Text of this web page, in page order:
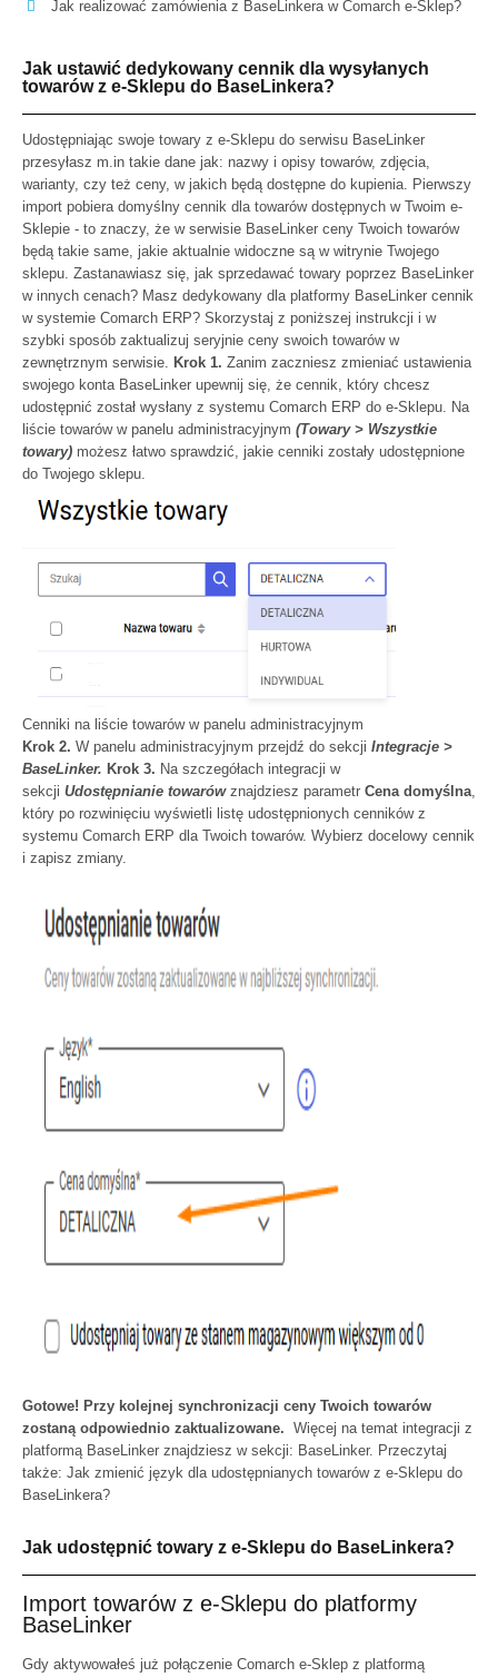
Jak realizować zamówienia z BaseLinkera w Comarch e-Sklep?
Jak ustawić dedykowany cennik dla wysyłanych
towarów z e-Sklepu do BaseLinkera?
Udostępniając swoje towary z e-Sklepu do serwisu BaseLinker
przesyłasz m.in takie dane jak: nazwy i opisy towarów, zdjęcia,
warianty, czy też ceny, w jakich będą dostępne do kupienia. Pierwszy
import pobiera domyślny cennik dla towarów dostępnych w Twoim e-
Sklepie - to znaczy, że w serwisie BaseLinker ceny Twoich towarów
będą takie same, jakie aktualnie widoczne są w witrynie Twojego
sklepu. Zastanawiasz się, jak sprzedawać towary poprzez BaseLinker
w innych cenach? Masz dedykowany dla platformy BaseLinker cennik
w systemie Comarch ERP? Skorzystaj z poniższej instrukcji i w
szybki sposób zaktualizuj seryjnie ceny swoich towarów w
zewnętrznym serwisie.
Krok 1. Zanim zaczniesz zmieniać ustawienia
swojego konta BaseLinker upewnij się, że cennik, który chcesz
udostępnić został wysłany z systemu Comarch ERP do e-Sklepu. Na
liście towarów w panelu administracyjnym (Towary > Wszystkie
towary) możesz łatwo sprawdzić, jakie cenniki zostały udostępnione
do Twojego sklepu.
Cenniki na liście towarów w panelu administracyjnym
Krok 2. W panelu administracyjnym przejdź do sekcji Integracje >
BaseLinker. Krok 3. Na szczegółach integracji w
sekcji Udostępnianie towarówznajdziesz parametr Cena domyślna
który po rozwinięciu wyświetli listę udostępnionych cenników z
systemu Comarch ERP dla Twoich towarów. Wybierz docelowy cennik
i zapisz zmiany.
Gotowe! Przy kolejnej synchronizacji ceny Twoich towarów
zostaną odpowiednio zaktualizowane. Więcej na temat integracji z
platformą BaseLinker znajdziesz w sekcji: BaseLinker. Przeczytaj
także: Jak zmienić język dla udostępnianych towarów z e-Sklepu do
BaseLinkera?
Jak udostępnić towary z e-Sklepu do BaseLinkera?
Import towarów z e-Sklepu do platformy
BaseLinker
Gdy aktywowałeś już połączenie Comarch e-Sklep z platformą